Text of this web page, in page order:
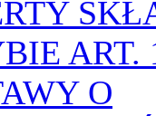
ART.
O